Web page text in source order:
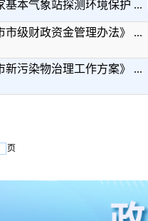
基本气象站探测环境保护 ...
市级财政资金管理办法》 ...
新污染物治理工作方案》 ...
页